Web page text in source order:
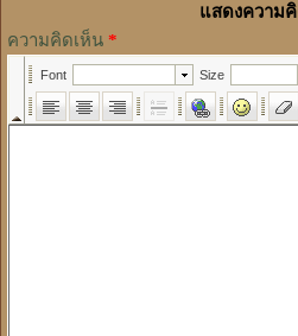
แสดงความ
ความคิดเห็น *